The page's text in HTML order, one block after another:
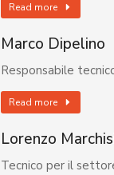
Read more
Marco Dipelino
Responsabile
Read more
Lorenzo
Tecnico per il